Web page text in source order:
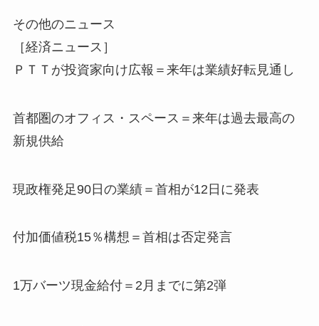
その他のニュース
［経済ニュース］
ＰＴＴが投資家向け広報＝来年は業績好転見通し
首都圏のオフィス・スペース＝来年は過去最高の
新規供給
現政権発足90日の業績＝首相が12日に発表
付加価値税15％構想＝首相は否定発言
1万バーツ現金給付＝2月までに第2弾